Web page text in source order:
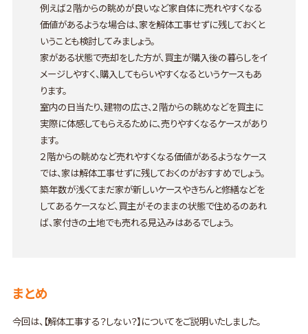
例えば２階からの眺めが良いなど家自体に売れやすくなる
価値があるような場合は、家を解体工事せずに残しておくと
いうことも検討してみましょう。
家がある状態で売却をした方が、買主が購入後の暮らしをイ
メージしやすく、購入してもらいやすくなるというケースもあ
ります。
室内の日当たり、建物の広さ、２階からの眺めなどを買主に
実際に体感してもらえるために、売りやすくなるケースがあり
ます。
２階からの眺めなど売れやすくなる価値があるようなケース
では、家は解体工事せずに残しておくのがおすすめでしょう。
築年数が浅くてまだ家が新しいケースやきちんと修繕などを
してあるケースなど、買主がそのままの状態で住めるのあれ
ば、家付きの土地でも売れる見込みはあるでしょう。
まとめ
今回は、【解体工事する？しない？】についてをご説明いたしました。